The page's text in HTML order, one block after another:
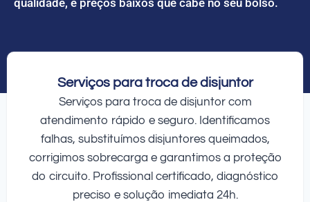
Serviços para troca de disjuntor
Serviços para troca de disjuntor com
atendimento rápido e seguro. Identificamos
falhas, substituímos disjuntores queimados,
corrigimos sobrecarga e garantimos a proteção
do circuito. Profissional certificado, diagnóstico
preciso e solução imediata 24h.